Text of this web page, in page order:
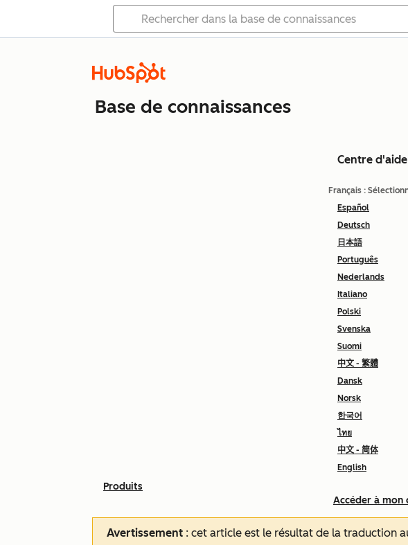
Base de connaissances
Centre d'aide
Français :
Español
Deutsch
日本語
Português
Nederlands
Italiano
Polski
Svenska
Suomi
中文 - 繁體
Dansk
Norsk
한국어
ไทย
中文 - 简体
English
Accéder à mon
Produits
Avertissement : cet article est le résultat de la traduction